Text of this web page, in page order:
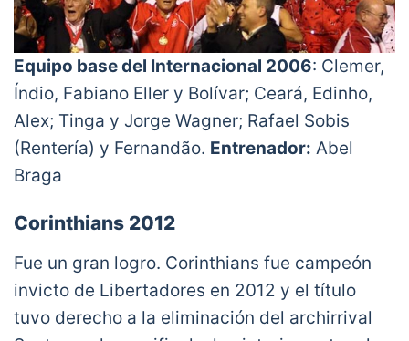
Equipo base del Internacional 2006: Clemer,
Índio, Fabiano Eller y Bolívar; Ceará, Edinho,
Alex; Tinga y Jorge Wagner; Rafael Sobis
(Rentería) y Fernandão. Entrenador: Abel
Braga
Corinthians 2012
Fue un gran logro. Corinthians fue campeón
invicto de Libertadores en 2012 y el título
tuvo derecho a la eliminación del archirrival